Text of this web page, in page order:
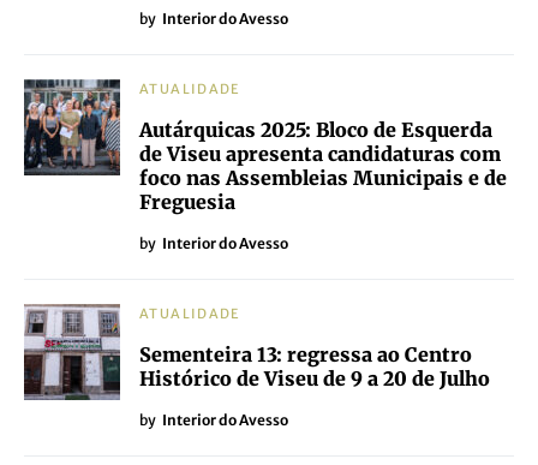
by Interior do Avesso
ATUALIDADE
Autárquicas 2025: Bloco de Esquerda
de Viseu apresenta candidaturas com
foco nas Assembleias Municipais e de
Freguesia
by Interior do Avesso
ATUALIDADE
Sementeira 13: regressa ao Centro
Histórico de Viseu de 9 a 20 de Julho
by Interior do Avesso